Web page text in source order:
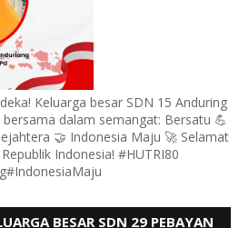
Keluarga besar SDN 15 Anduring
dalam semangat: Bersatu 💪
🤝 Indonesia Maju 🚀 Selamat
Indonesia! #HUTRI80
BESAR SDN 29 PEBAYAN